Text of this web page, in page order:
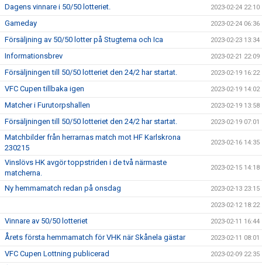
Dagens vinnare i 50/50 lotteriet. 2023-02-24 22:10
Gameday 2023-02-24 06:36
Försäljning av 50/50 lotter på Stugtema och Ica 2023-02-23 13:34
Informationsbrev 2023-02-21 22:09
Försäljningen till 50/50 lotteriet den 24/2 har startat. 2023-02-19 16:22
VFC Cupen tillbaka igen 2023-02-19 14:02
Matcher i Furutorpshallen 2023-02-19 13:58
Försäljningen till 50/50 lotteriet den 24/2 har startat. 2023-02-19 07:01
Matchbilder från herrarnas match mot HF Karlskrona
230215
2023-02-16 14:35
Vinslövs HK avgör toppstriden i de två närmaste
matcherna.
2023-02-15 14:18
Ny hemmamatch redan på onsdag 2023-02-13 23:15
2023-02-12 18:22
Vinnare av 50/50 lotteriet 2023-02-11 16:44
Årets första hemmamatch för VHK när Skånela gästar 2023-02-11 08:01
VFC Cupen Lottning publicerad 2023-02-09 22:35